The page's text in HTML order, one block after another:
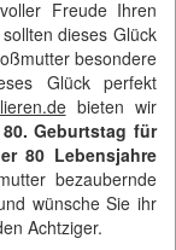
Freude Ihren
dieses Glück
besondere
Glück perfekt
bieten wir
Geburtstag für
80 Lebensjahre
bezaubernde
wünsche Sie ihr
Achtziger.